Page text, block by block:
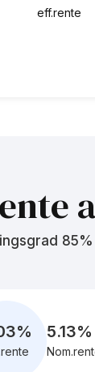
eff.rente
5.79%
5.89%
eff.rente
% 5.13%